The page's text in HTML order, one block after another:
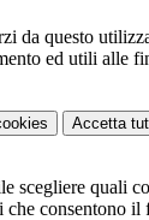
da questo
ed utili alle
Accetta
scegliere quali
consentono il